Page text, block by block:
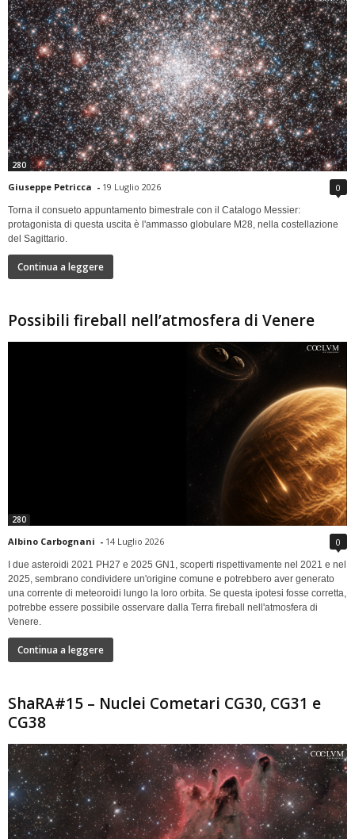
280
Giuseppe Petricca - 19 Luglio 2026 0
Torna il consueto appuntamento bimestrale con il Catalogo Messier:
protagonista di questa uscita è l'ammasso globulare M28, nella costellazione
del Sagittario.
Continua a leggere
Possibili fireball nell’atmosfera di Venere
280
Albino Carbognani - 14 Luglio 2026 0
I due asteroidi 2021 PH27 e 2025 GN1, scoperti rispettivamente nel 2021 e nel
2025, sembrano condividere un'origine comune e potrebbero aver generato
una corrente di meteoroidi lungo la loro orbita. Se questa ipotesi fosse corretta,
potrebbe essere possibile osservare dalla Terra fireball nell'atmosfera di
Venere.
Continua a leggere
ShaRA#15 – Nuclei Cometari CG30, CG31 e
CG38